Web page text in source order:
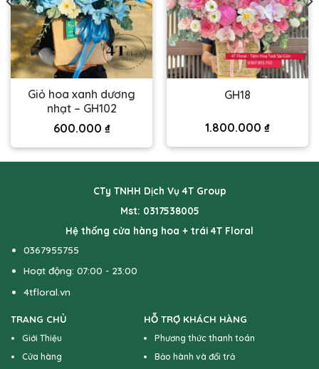
Giỏ hoa xanh dương
nhạt – GH102
600.000 ₫
GH18
1.800.000 ₫
CTy TNHH Dịch Vụ 4T Group
Mst: 0317538005
Hệ thống cửa hàng hoa + trái 4T Floral
0367955755
Hoạt động: 07:00 - 23:00
4tfloral.vn
TRANG CHỦ
Giới Thiệu
Cửa hàng
HỖ TRỢ KHÁCH HÀNG
Phương thức thanh toán
Bảo hành và đổi trả